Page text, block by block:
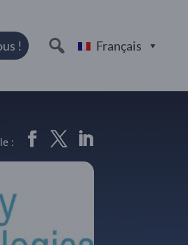
! Français
: